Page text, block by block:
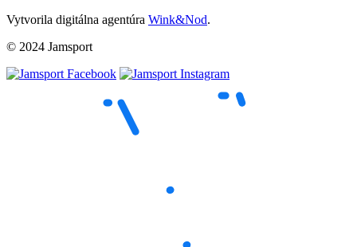
Vytvorila digitálna agentúra Wink&Nod.
© 2024 Jamsport